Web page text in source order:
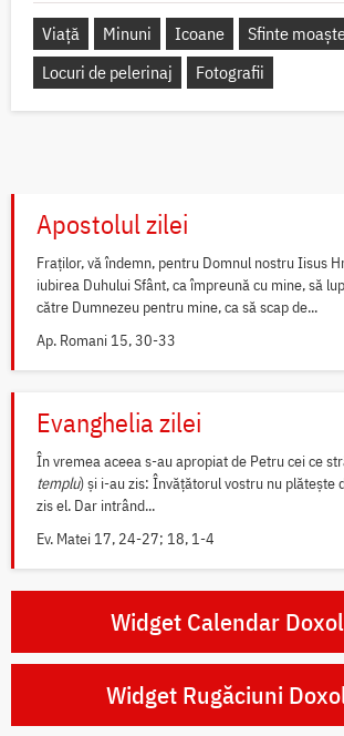
Viață Minuni Icoane
Sfinte
Locuri de pelerinaj
Fotografii
Apostolul zilei
Fraților, vă îndemn, pentru Domnul nostru Iisus
iubirea Duhului Sfânt, ca împreună cu mine, să
către Dumnezeu pentru mine, ca să scap de...
Ap. Romani 15, 30-33
Evanghelia zilei
În vremea aceea s-au apropiat de Petru cei ce
templu) și i-au zis: Învățătorul vostru nu plătește
zis el. Dar intrând...
Ev. Matei 17, 24-27; 18, 1-4
Widget Calendar
Widget Rugăciuni